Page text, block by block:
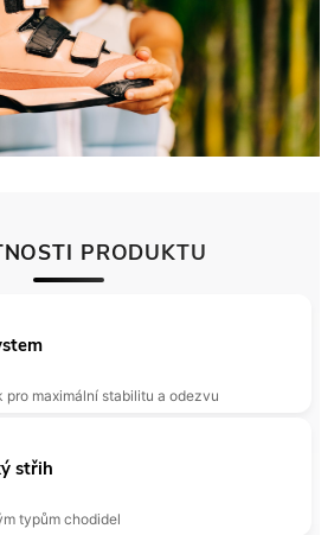
PRODUKTU
maximální stabilitu a odezvu
střih
typům chodidel